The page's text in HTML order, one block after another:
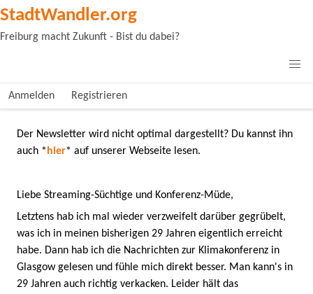
StadtWandler.org
Freiburg macht Zukunft - Bist du dabei?
Anmelden Registrieren
Der Newsletter wird nicht optimal dargestellt? Du kannst ihn
auch * hier* auf unserer Webseite lesen.
Liebe Streaming-Süchtige und Konferenz-Müde,
Letztens hab ich mal wieder verzweifelt darüber gegrübelt,
was ich in meinen bisherigen 29 Jahren eigentlich erreicht
habe. Dann hab ich die Nachrichten zur Klimakonferenz in
Glasgow gelesen und fühle mich direkt besser. Man kann's in
29 Jahren auch richtig verkacken. Leider hält das